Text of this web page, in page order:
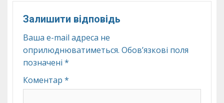
Залишити відповідь
Ваша e-mail адреса не
оприлюднюватиметься. Обов’язкові поля
позначені *
Коментар *